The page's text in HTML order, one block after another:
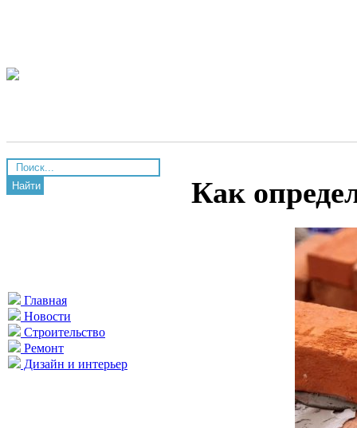
Найти
Главная
Новости
Строительство
Ремонт
Дизайн и интерьер
Как